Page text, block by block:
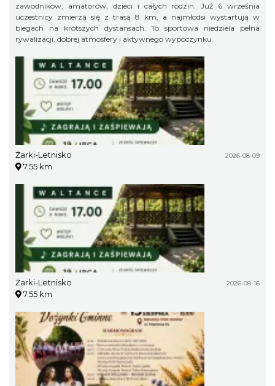
zawodników, amatorów, dzieci i całych rodzin. Już 6 września
uczestnicy zmierzą się z trasą 8 km, a najmłodsi wystartują w
biegach na krótszych dystansach. To sportowa niedziela pełna
rywalizacji, dobrej atmosfery i aktywnego wypoczynku.
Żarki-Letnisko 2026-08-09
7.55 km
Żarki-Letnisko 2026-08-16
7.55 km